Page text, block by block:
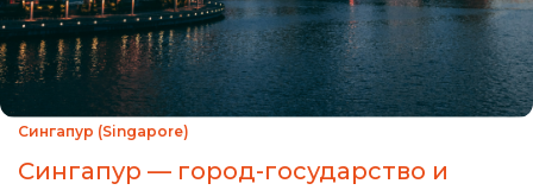
Сингапур (Singapore)
Сингапур — город-государство и